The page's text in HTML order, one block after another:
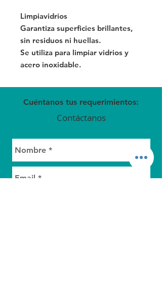
Limpiavidrios
Garantiza superficies brillantes,
sin residuos ni huellas.
Se utiliza para limpiar vidrios y
acero inoxidable.
Cuéntanos tus requerimientos:
Contáctanos